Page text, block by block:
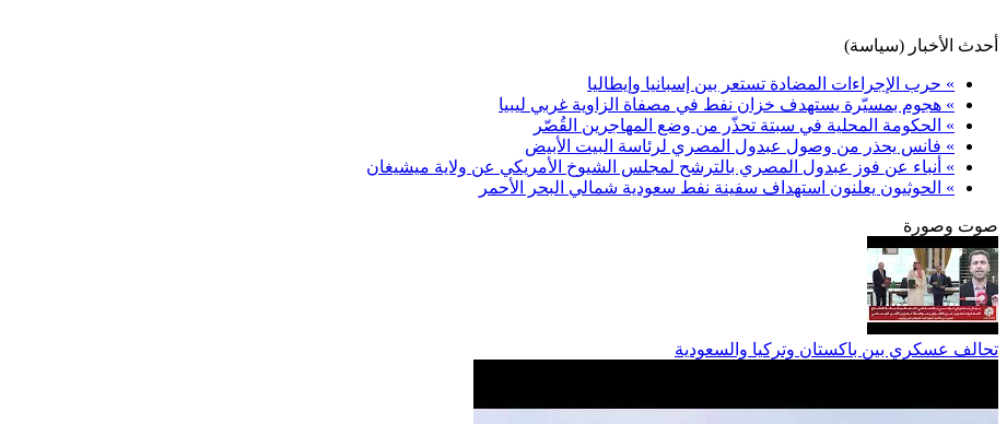
أحدث الأخبار (سياسة)
» حرب الإجراءات المضادة تستعر بين إسبانيا وإيطاليا
» هجوم بمسيّرة يستهدف خزان نفط في مصفاة الزاوية غربي ليبيا
» الحكومة المحلية في سبتة تحذّر من وضع المهاجرين القُصّر
» فانس يحذر من وصول عبدول المصري لرئاسة البيت الأبيض
» أنباء عن فوز عبدول المصري بالترشح لمجلس الشيوخ الأمريكي عن ولاية ميشيغان
» الحوثيون يعلنون استهداف سفينة نفط سعودية شمالي البحر الأحمر
صوت وصورة
تحالف عسكري بين باكستان وتركيا والسعودية